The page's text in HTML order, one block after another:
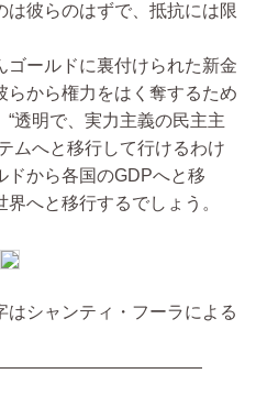
は彼らのはずで、抵抗には限
ールドに裏付けられた新金
から権力をはく奪するため
透明で、実力主義の民主主
ムへと移行して行けるわけ
ドから各国のGDPへと移
へと移行するでしょう。
シャンティ・フーラによる